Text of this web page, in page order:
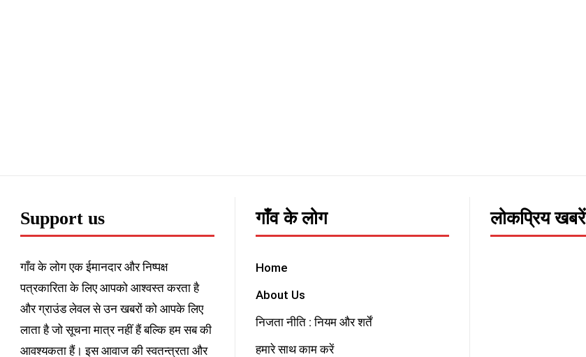
Support us
गाँव के लोग एक ईमानदार और निष्पक्ष
पत्रकारिता के लिए आपको आश्वस्त करता है
और ग्राउंड लेवल से उन खबरों को आपके लिए
लाता है जो सूचना मात्र नहीं हैं बल्कि हम सब की
आवश्यकता हैं। इस आवाज की स्वतन्त्रता और
गाँव के लोग
Home
About Us
निजता नीति : नियम और शर्तें
हमारे साथ काम करें
लोकप्रिय खबरें